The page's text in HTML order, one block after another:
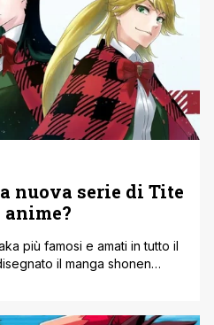
nuova serie di Tite
più famosi e amati in tutto il
il manga shonen
il piacere di riportare che